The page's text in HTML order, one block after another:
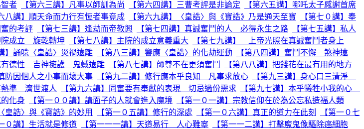
者 【第六三講】凡事以師訓為尚 【第六四講】三曹考評是非論定
【第六五講】哪吒太子感謝首席
八講】順天命而力行有恆者事竟成 【第六九講】〈皇誥〉與《寶誥》乃是通天至寶
【第七０講】奉
奮的考評 【第七三講】逢劫而帝教興 【第七四講】真誠奮鬥的人 必得永生之路
【第七五講】私人
院成立 旋乾轉坤 【第七八講】主院的成立意義重大
【第七九講】 上帝光照在真誠奮鬥者身上
】誦唸〈皇誥〉災禍遠離 【第八三講】響應〈皇誥〉的化劫運動
【第八四講】奮鬥不懈 煞神遠
有德性 吉神擁護 鬼蜮遠離 【第八七講】師尊不在更須奮鬥
【第八八講】把錢花在最有用的地方
防因個人之小事而壞大事 【第九二講】修行應本乎良知 凡事求放心
【第九三講】身心口三清淨
熱準 濟世渡人 【第九六講】同奮要有奉獻的表現 切忌過份需求
【第九七講】本乎犧牲小我的心
化身 【第一００講】講面子的人就會進入魔境
【第一０一講】宗教信仰在於為公忘私造福人類
皇誥〉與《寶誥》的妙用 【第一０五講】修行的深處 【第一０六講】真正的道力在此刻
【第一０七
０講】生活就是修道 【第一一一講】天道易行 人心難寧
【第一一二講】打擊魔鬼像驅除癌細胞